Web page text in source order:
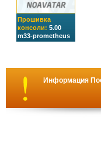
Прошивка
консоли: 5.00
m33-prometheus
Информация